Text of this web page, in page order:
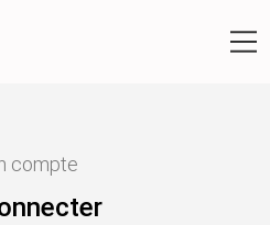
compte